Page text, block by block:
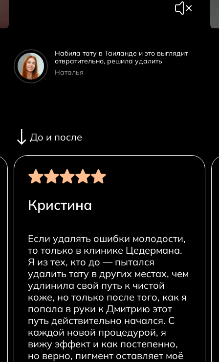
Набила тату в Таиланде и это выглядит
отвратительно, решила удалить
Наталья
До и после
Кристина
Если удалять ошибки молодости,
то только в клинике Цедермана.
Я из тех, кто до — пытался
удалить тату в других местах, чем
удлинила свой путь к чистой
коже, но только после того, как я
попала в руки к Дмитрию этот
путь действительно начался. С
каждой новой процедурой, я
вижу эффект и как постепенно,
но верно, пигмент оставляет моё